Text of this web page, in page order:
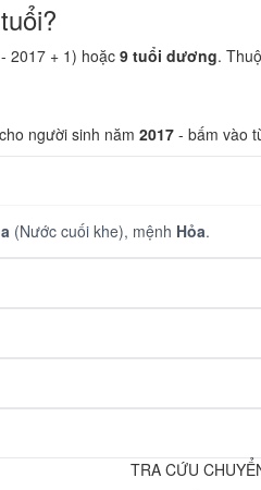
2017 + 1) hoặc9 tuổi dương.
người sinh năm 2017 - bấm vào
(Nước cuối khe), mệnh Hỏa.
TRA CỨU